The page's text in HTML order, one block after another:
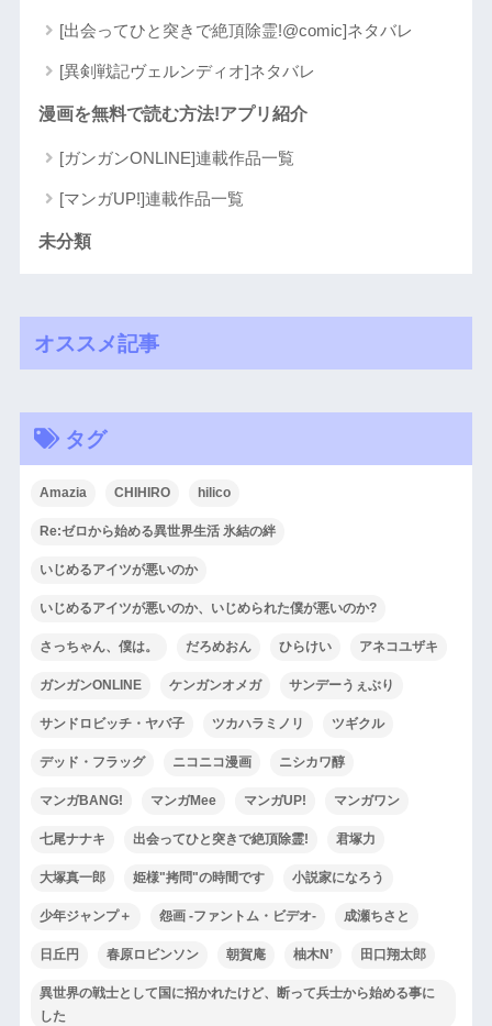
[出会ってひと突きで絶頂除霊!@comic]ネタバレ
[異剣戦記ヴェルンディオ]ネタバレ
漫画を無料で読む方法!アプリ紹介
[ガンガンONLINE]連載作品一覧
[マンガUP!]連載作品一覧
未分類
オススメ記事
タグ
Amazia CHIHIRO hilico
Re:ゼロから始める異世界生活 氷結の絆
いじめるアイツが悪いのか
いじめるアイツが悪いのか、いじめられた僕が悪いのか?
さっちゃん、僕は。 だろめおん ひらけい アネコユザキ
ガンガンONLINE ケンガンオメガ サンデーうぇぶり
サンドロビッチ・ヤバ子 ツカハラミノリ ツギクル
デッド・フラッグ ニコニコ漫画 ニシカワ醇
マンガBANG! マンガMee マンガUP! マンガワン
七尾ナナキ 出会ってひと突きで絶頂除霊! 君塚力
大塚真一郎 姫様"拷問"の時間です 小説家になろう
少年ジャンプ＋ 怨画 -ファントム・ビデオ- 成瀬ちさと
日丘円 春原ロビンソン 朝賀庵 柚木N’ 田口翔太郎
異世界の戦士として国に招かれたけど、断って兵士から始める事に
した